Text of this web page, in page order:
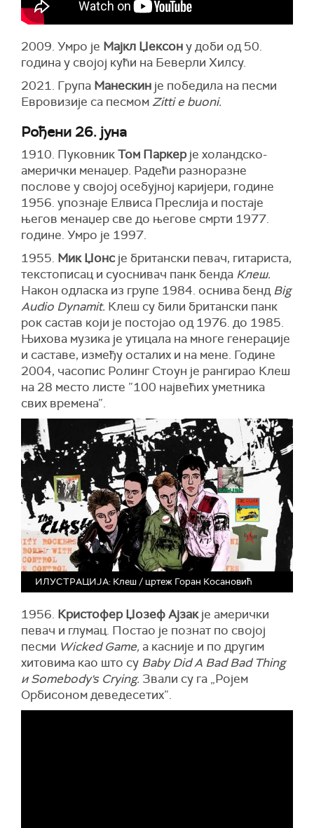
2009. Умро је Мајкл Џексону доби од 50.
година у својој кући на Беверли Хилсу.
2021. Група Манескин је победила на песми
Евровизије са песмомZitti e buoni.
Рођени 26. јуна
1910. ПуковникТом Паркерје холандско-
амерички менаџер. Радећи разноразне
послове у својој осебујној каријери, године
1956. упознаје Елвиса Преслија и постаје
његов менаџер све до његове смрти 1977.
године. Умро је 1997.
1955. Мик Џонс је британски певач, гитариста,
текстописац и суоснивач панк бенда Клеш.
Након одласка из групе 1984. оснива бендBig
Audio Dynamit. Клеш су били британски панк
рок састав који је постојао од 1976. до 1985.
Њихова музика је утицала на многе генерације
и саставе, између осталих и на мене. Године
2004, часопис Ролинг Стоун је рангирао Клеш
на 28 место листе ”100 највећих уметника
свих времена”.
ИЛУСТРАЦИЈА: Клеш / цртеж Горан Косановић
1956. Кристофер Џозеф Ајзакје амерички
певач и глумац. Постао је познат по својој
песми Wicked Game, а касније и по другим
хитовима као што су Baby Did A Bad Bad Thing
и Somebody's Crying. Звали су га „Ројем
Орбисоном деведесетих”.